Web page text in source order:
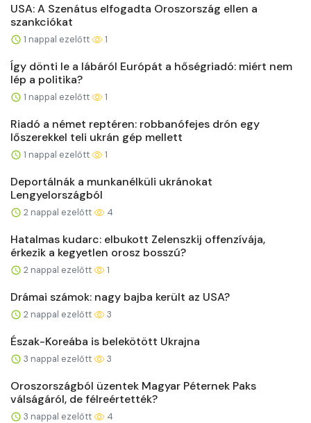
USA: A Szenátus elfogadta Oroszország ellen a
szankciókat
1 nappal ezelőtt 1
Így dönti le a lábáról Európát a hőségriadó: miért nem
lép a politika?
1 nappal ezelőtt 1
Riadó a német reptéren: robbanófejes drón egy
lőszerekkel teli ukrán gép mellett
1 nappal ezelőtt 1
Deportálnák a munkanélküli ukránokat
Lengyelországból
2 nappal ezelőtt 4
Hatalmas kudarc: elbukott Zelenszkij offenzívája,
érkezik a kegyetlen orosz bosszú?
2 nappal ezelőtt 1
Drámai számok: nagy bajba került az USA?
2 nappal ezelőtt 3
Észak-Koreába is belekötött Ukrajna
3 nappal ezelőtt 3
Oroszországból üzentek Magyar Péternek Paks
válságáról, de félreértették?
3 nappal ezelőtt 4